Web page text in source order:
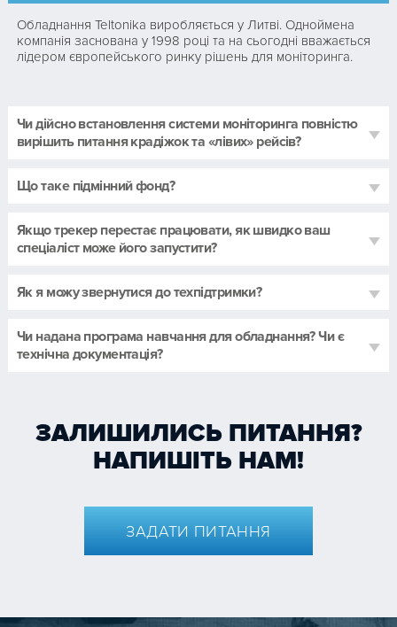
Обладнання Teltonika виробляється у Литві. Одноймена
компанія заснована у 1998 році та на сьогодні вважається
лідером європейського ринку рішень для моніторинга.
Чи дійсно встановлення системи моніторинга повністю
вирішить питання крадіжок та «лівих» рейсів?
Що таке підмінний фонд?
Якщо трекер перестає працювати, як швидко ваш
спеціаліст може його запустити?
Як я можу звернутися до техпідтримки?
Чи надана програма навчання для обладнання? Чи є
технічна документація?
ЗАЛИШИЛИСЬ ПИТАННЯ?
НАПИШІТЬ НАМ!
ЗАДАТИ ПИТАННЯ